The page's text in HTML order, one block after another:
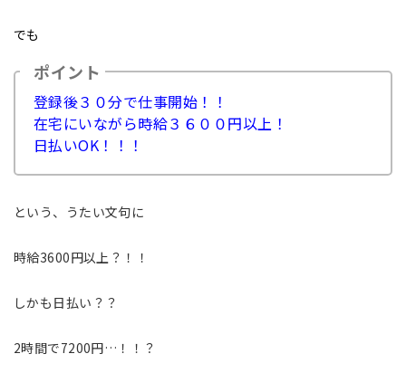
でも
ポイント
登録後３０分で仕事開始！！
在宅にいながら時給３６００円以上！
日払いOK！！！
という、うたい文句に
時給3600円以上？！！
しかも日払い？？
2時間で7200円…！！？